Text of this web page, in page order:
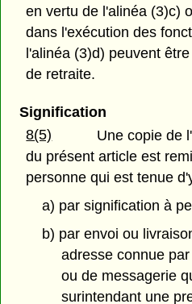
en vertu de l'alinéa (3)c)
dans l'exécution des
l'alinéa (3)d) peuvent
de retraite.
Signification
8(5)
Une copie de
du présent article est
personne qui est tenue
a) par signification à
b) par envoi ou
adresse connue
ou de messagerie
surintendant une